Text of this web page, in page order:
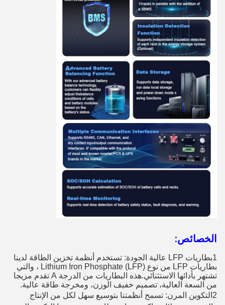
الخصائص:
1بطاريات LFP عالية الجودة: تستخدم أنظمة تخزين الطاقة لدينا
بطاريات LFP من نوع Lithium Iron Phosphate (LFP) ، والتي
تشتهر بأدائها الاستثنائي.هذه البطاريات من الدرجة A تقدم مزيجا
من السعة العالية، تصميم خفيف الوزن، ومخرجة طاقة عالية.
2التكوين المرن: تسمح أنظمتنا بتوسيع سهل لكل من الإنتاج